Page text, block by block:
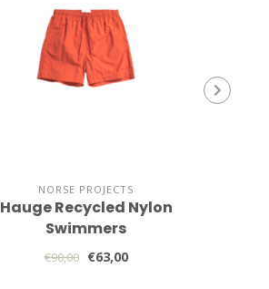
NORSE PROJECTS
Hauge Recycled Nylon
Swimmers
€90,00 €63,00